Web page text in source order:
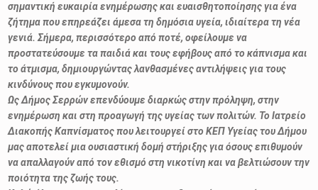
σημαντική ευκαιρία ενημέρωσης και ευαισθητοποίησης για ένα
ζήτημα που επηρεάζει άμεσα τη δημόσια υγεία, ιδιαίτερα τη νέα
γενιά. Σήμερα, περισσότερο από ποτέ, οφείλουμε να
προστατεύσουμε τα παιδιά και τους εφήβους από το κάπνισμα και
το άτμισμα, δημιουργώντας λανθασμένες αντιλήψεις για τους
κινδύνους που εγκυμονούν.
Ως Δήμος Σερρών επενδύουμε διαρκώς στην πρόληψη, στην
ενημέρωση και στη προαγωγή της υγείας των πολιτών. Το Ιατρείο
Διακοπής Καπνίσματος που λειτουργεί στο ΚΕΠ Υγείας του Δήμου
μας αποτελεί μια ουσιαστική δομή στήριξης για όσους επιθυμούν
να απαλλαγούν από τον εθισμό στη νικοτίνη και να βελτιώσουν την
ποιότητα της ζωής τους.